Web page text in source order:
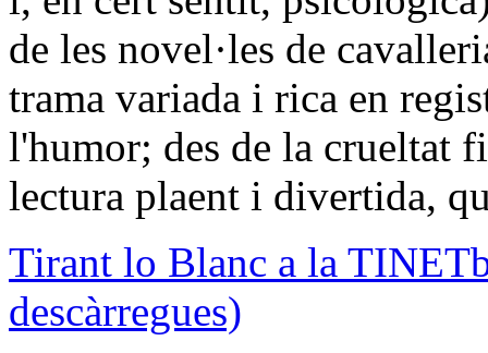
de les novel·les de
trama variada i rica en
l'humor; des de la crueltat
lectura plaent i divertida,
Tirant lo Blanc a la
descàrregues)